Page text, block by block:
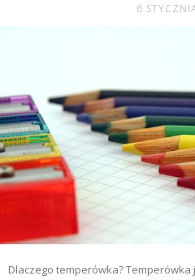
6
Dlaczego temperówka? Temperówka